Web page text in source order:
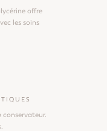
offre
les soins
conservateur.